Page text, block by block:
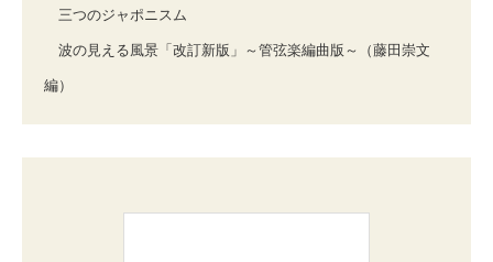
三つのジャポニスム
波の見える風景「改訂新版」～管弦楽編曲版～（藤田崇文
編）